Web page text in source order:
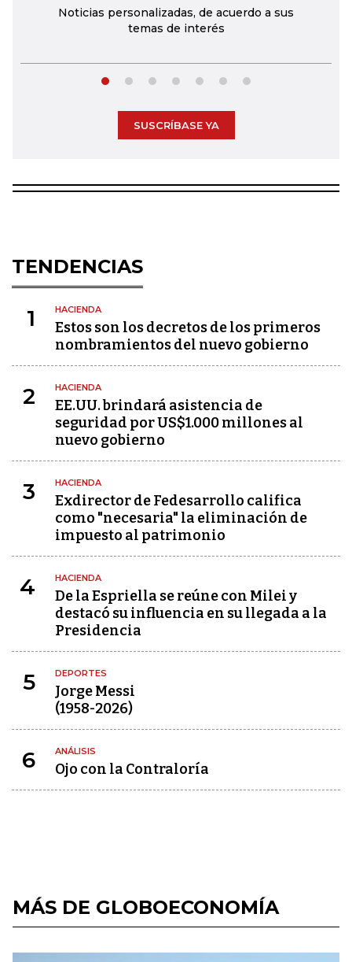
Noticias personalizadas, de acuerdo a sus
temas de interés
SUSCRÍBASE YA
TENDENCIAS
1 HACIENDA
Estos son los decretos de los primeros
nombramientos del nuevo gobierno
2 HACIENDA
EE.UU. brindará asistencia de
seguridad por US$1.000 millones al
nuevo gobierno
3 HACIENDA
Exdirector de Fedesarrollo califica
como "necesaria" la eliminación de
impuesto al patrimonio
4 HACIENDA
De la Espriella se reúne con Milei y
destacó su influencia en su llegada a la
Presidencia
5 DEPORTES
Jorge Messi
(1958-2026)
6 ANÁLISIS
Ojo con la Contraloría
MÁS DE GLOBOECONOMÍA